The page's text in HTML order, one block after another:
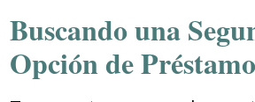
Buscando una
Opción de Préstamo